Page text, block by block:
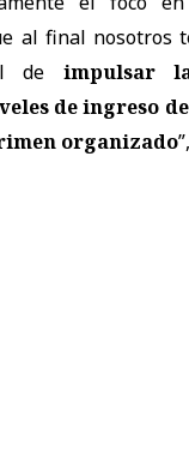
al final nosotros
de impulsar
de ingreso
organizado